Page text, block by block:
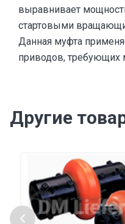
выравнивает
стартовыми
Данная муфта
приводов, требующих
Другие